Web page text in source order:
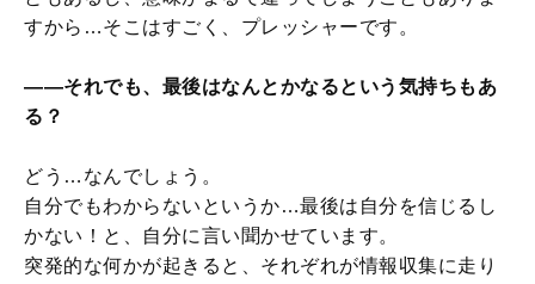
すから…そこはすごく、プレッシャーです。
――それでも、最後はなんとかなるという気持ちもあ
る？
どう…なんでしょう。
自分でもわからないというか…最後は自分を信じるし
かない！と、自分に言い聞かせています。
突発的な何かが起きると、それぞれが情報収集に走り